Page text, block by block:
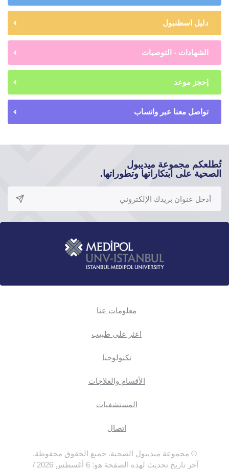
دليل اسطنبول
الشهادات - التوصيات
إحجز موعد
تواصل معنا عبر واتساب
تُطلعكم مجموعة ميديبول
الصحية على ابتكاراتها وتطوراتها.
معلومات عنا
اعثر على طبيب
تكنولوجيا
الأقسام والعلاجات
المستشفيات
اتصال
© مجموعة ميديبول الصحية. جميع الحقوق محفوظة.
آخر تاريخ تحديث لهذه الصفحة هو: 6 أغسطس 2026 /